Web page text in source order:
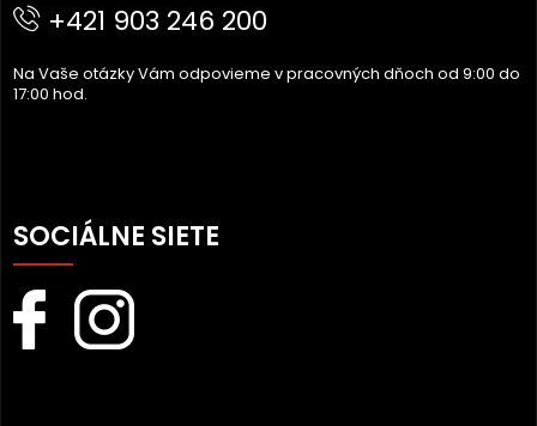
+421 903 246 200
Na Vaše otázky Vám odpovieme v pracovných dňoch od 9:00 do
17:00 hod.
SOCIÁLNE SIETE